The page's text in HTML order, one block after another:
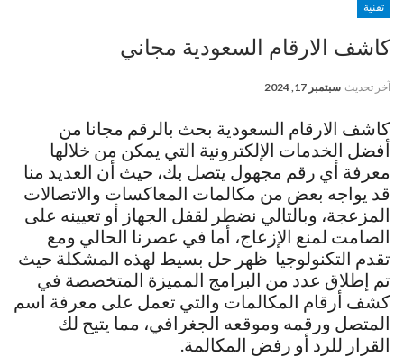
تقنية
كاشف الارقام السعودية مجاني
آخر تحديث سبتمبر 17, 2024
كاشف الارقام السعودية بحث بالرقم مجانا من
أفضل الخدمات الإلكترونية التي يمكن من خلالها
معرفة أي رقم مجهول يتصل بك، حيث أن العديد منا
قد يواجه بعض من مكالمات المعاكسات والاتصالات
المزعجة، وبالتالي نضطر لقفل الجهاز أو تعيينه على
الصامت لمنع الإزعاج، أما في عصرنا الحالي ومع
تقدم التكنولوجيا ظهر حل بسيط لهذه المشكلة حيث
تم إطلاق عدد من البرامج المميزة المتخصصة في
كشف أرقام المكالمات والتي تعمل على معرفة اسم
المتصل ورقمه وموقعه الجغرافي، مما يتيح لك
القرار للرد أو رفض المكالمة.